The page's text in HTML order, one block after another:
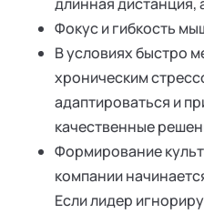
Фокус и гибкость
В условиях быстро
хроническим
адаптироваться и
качественные
Формирование
компании
Если лидер